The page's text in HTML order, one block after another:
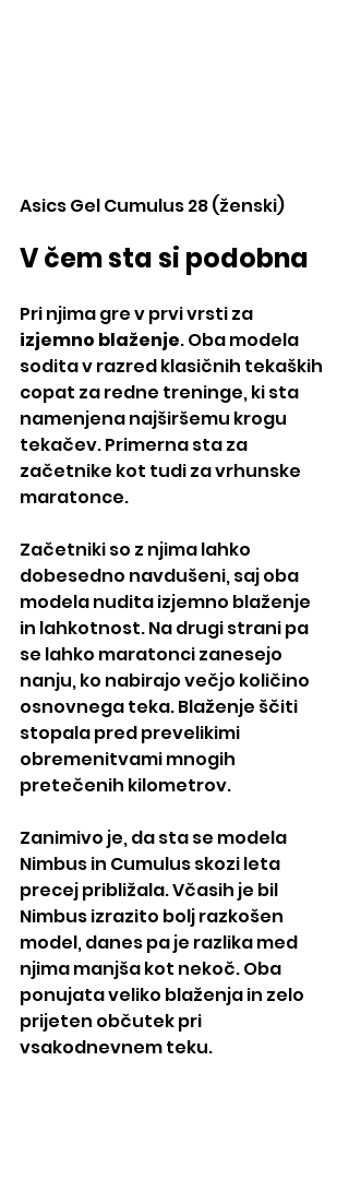
Asics Gel Cumulus 28 (ženski)
V čem sta si podobna
Pri njima gre v prvi vrsti za
izjemno blaženje. Oba modela
sodita v razred klasičnih tekaških
copat za redne treninge, ki sta
namenjena najširšemu krogu
tekačev. Primerna sta za
začetnike kot tudi za vrhunske
maratonce.
Začetniki so z njima lahko
dobesedno navdušeni, saj oba
modela nudita izjemno blaženje
in lahkotnost. Na drugi strani pa
se lahko maratonci zanesejo
nanju, ko nabirajo večjo količino
osnovnega teka. Blaženje ščiti
stopala pred prevelikimi
obremenitvami mnogih
pretečenih kilometrov.
Zanimivo je, da sta se modela
Nimbus in Cumulus skozi leta
precej približala. Včasih je bil
Nimbus izrazito bolj razkošen
model, danes pa je razlika med
njima manjša kot nekoč. Oba
ponujata veliko blaženja in zelo
prijeten občutek pri
vsakodnevnem teku.